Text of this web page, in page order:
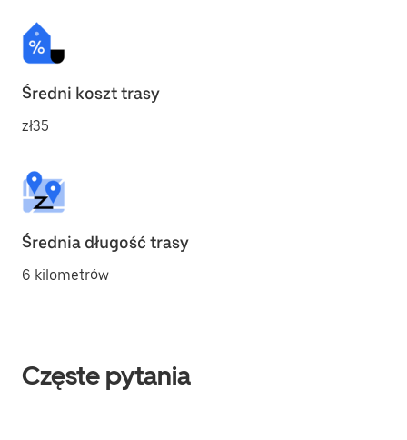
Średni koszt trasy
zł35
Średnia długość trasy
6 kilometrów
Częste pytania